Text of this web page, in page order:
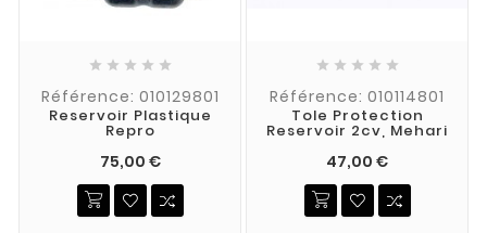
    
Référence: 010129801
Reservoir Plastique
Repro
75,00 €
    
Référence: 010114801
Tole Protection
Reservoir 2cv, Mehari
47,00 €